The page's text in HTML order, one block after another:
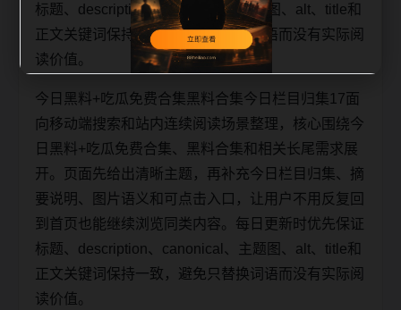
标题、description、canonical、主题图、alt、title和
正文关键词保持一致，避免只替换词语而没有实际阅
读价值。
今日黑料+吃瓜免费合集黑料合集今日栏目归集17面
向移动端搜索和站内连续阅读场景整理，核心围绕今
日黑料+吃瓜免费合集、黑料合集和相关长尾需求展
开。页面先给出清晰主题，再补充今日栏目归集、摘
要说明、图片语义和可点击入口，让用户不用反复回
到首页也能继续浏览同类内容。每日更新时优先保证
标题、description、canonical、主题图、alt、title和
正文关键词保持一致，避免只替换词语而没有实际阅
读价值。